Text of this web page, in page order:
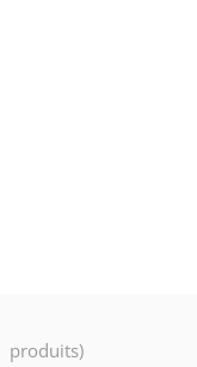
produits)